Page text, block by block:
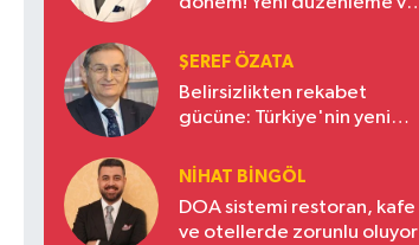
ŞEREF ÖZATA
Belirsizlikten rekabet
gücüne: Türkiye'nin yeni
NIHAT BINGÖL
DOA sistemi restoran, kafe
ve otellerde zorunlu oluyor